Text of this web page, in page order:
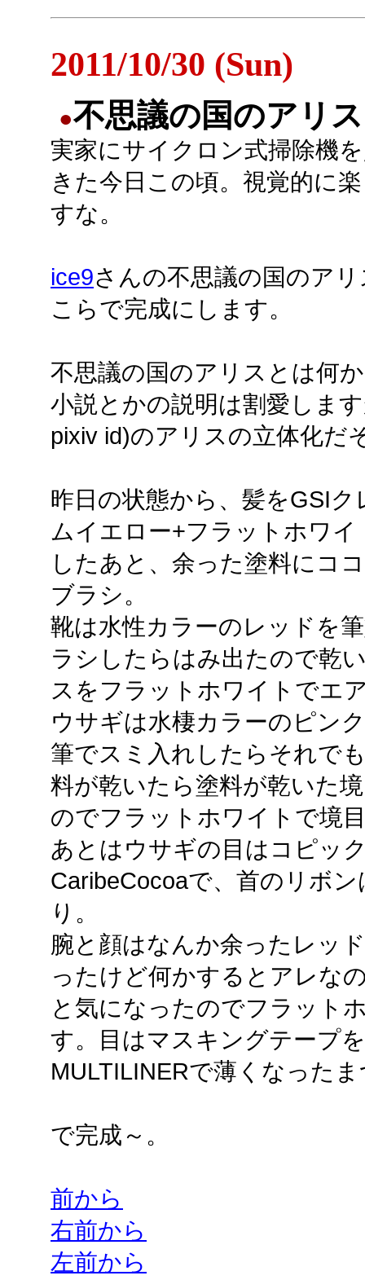
2011/10/30 (Sun)
●不思議の国のアリス
実家にサイクロン式掃除機
きた今日この頃。視覚的に
すな。
ice9さんの不思議の国のア
こらで完成にします。
不思議の国のアリスとは何
小説とかの説明は割愛しま
pixiv id)のアリスの立体化だ
昨日の状態から、髪をGSI
ムイエロー+フラットホワ
したあと、余った塗料にコ
ブラシ。
靴は水性カラーのレッドを
ラシしたらはみ出たので乾
スをフラットホワイトでエ
ウサギは水棲カラーのピン
筆でスミ入れしたらそれで
料が乾いたら塗料が乾いた
のでフラットホワイトで境
あとはウサギの目はコピッ
CaribeCocoaで、首のリボ
り。
腕と顔はなんか余ったレッ
ったけど何かするとアレな
と気になったのでフラット
す。目はマスキングテープ
MULTILINERで薄くなった
で完成～。
前から
右前から
左前から